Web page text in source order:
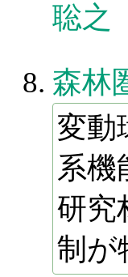
聡之
森林
変動
系機
研究
制が